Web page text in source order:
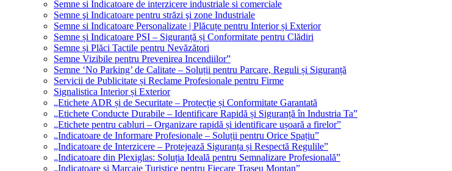
Semne si Indicatoare de interzicere industriale si comerciale
Semne şi Indicatoare pentru străzi şi zone Industriale
Semne si Indicatoare Personalizate | Plăcuțe pentru Interior și Exterior
Semne și Indicatoare PSI – Siguranță și Conformitate pentru Clădiri
Semne și Plăci Tactile pentru Nevăzători
Semne Vizibile pentru Prevenirea Incendiilor”
Semne ‘No Parking’ de Calitate – Soluții pentru Parcare, Reguli și Siguranță
Servicii de Publicitate și Reclame Profesionale pentru Firme
Signalistica Interior și Exterior
„Etichete ADR și de Securitate – Protecție și Conformitate Garantată
„Etichete Conducte Durabile – Identificare Rapidă și Siguranță în Industria Ta”
„Etichete pentru cabluri – Organizare rapidă și identificare ușoară a firelor”
„Indicatoare de Informare Profesionale – Soluții pentru Orice Spațiu”
„Indicatoare de Interzicere – Protejează Siguranța și Respectă Regulile”
„Indicatoare din Plexiglas: Soluția Ideală pentru Semnalizare Profesională”
„Indicatoare și Marcaje Turistice pentru Fiecare Traseu Montan”